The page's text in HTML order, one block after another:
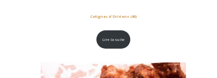
Cotignac d’Orléans (45)
Lire la suite